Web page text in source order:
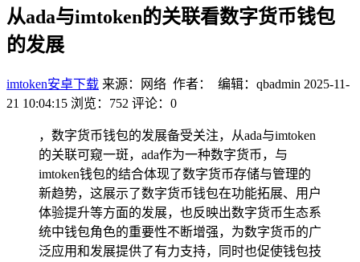
从ada与imtoken的关联看数字货币钱包
的发展
imtoken安卓下载 来源：网络 作者： 编辑：qbadmin 2025-11-
21 10:04:15 浏览：752 评论：0
，数字货币钱包的发展备受关注，从ada与imtoken
的关联可窥一斑，ada作为一种数字货币，与
imtoken钱包的结合体现了数字货币存储与管理的
新趋势，这展示了数字货币钱包在功能拓展、用户
体验提升等方面的发展，也反映出数字货币生态系
统中钱包角色的重要性不断增强，为数字货币的广
泛应用和发展提供了有力支持，同时也促使钱包技